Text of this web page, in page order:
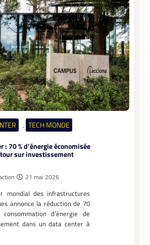
Yango s’est imposé comme
l’âge de s’arrêter. La
revolue, M. Pani Gnaba
est sans doute le doyen
partenaires de Yango
d’Ivoire. Chaque matin,
logement de Marcory, il